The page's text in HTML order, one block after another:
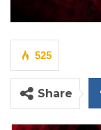
525
Share